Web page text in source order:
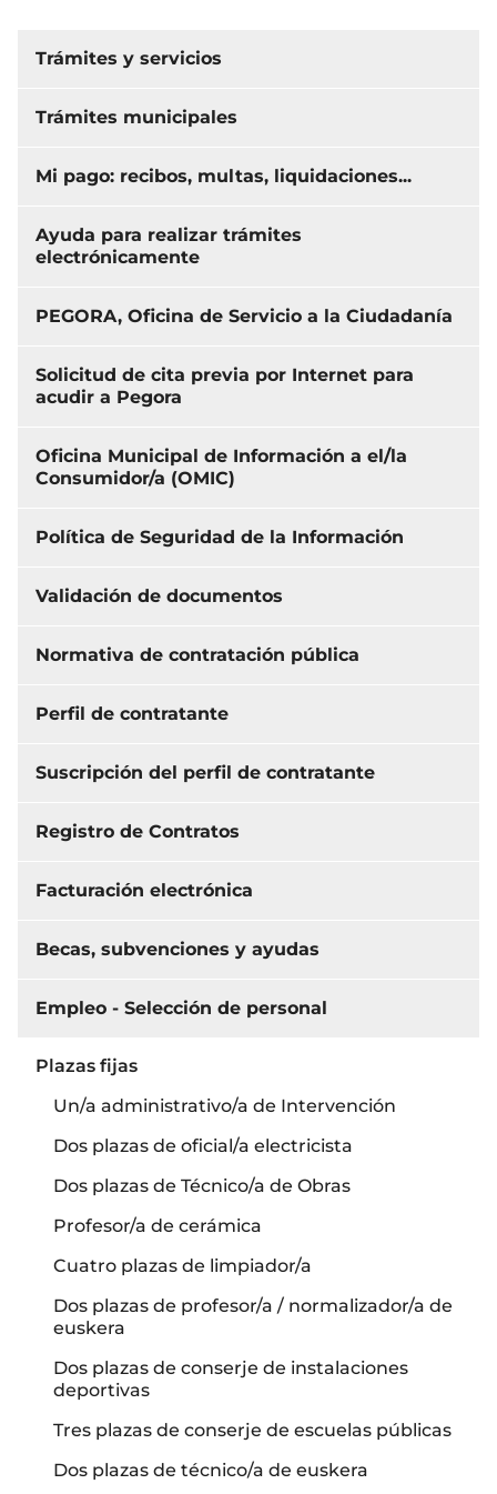
Trámites y servicios
Trámites municipales
Mi pago: recibos, multas, liquidaciones...
Ayuda para realizar trámites
electrónicamente
PEGORA, Oficina de Servicio a la Ciudadanía
Solicitud de cita previa por Internet para
acudir a Pegora
Oficina Municipal de Información a el/la
Consumidor/a (OMIC)
Política de Seguridad de la Información
Validación de documentos
Normativa de contratación pública
Perfil de contratante
Suscripción del perfil de contratante
Registro de Contratos
Facturación electrónica
Becas, subvenciones y ayudas
Empleo - Selección de personal
Plazas fijas
Un/a administrativo/a de Intervención
Dos plazas de oficial/a electricista
Dos plazas de Técnico/a de Obras
Profesor/a de cerámica
Cuatro plazas de limpiador/a
Dos plazas de profesor/a / normalizador/a de
euskera
Dos plazas de conserje de instalaciones
deportivas
Tres plazas de conserje de escuelas públicas
Dos plazas de técnico/a de euskera